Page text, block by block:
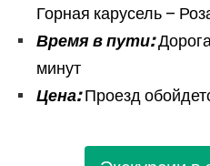
Горная карусель –
Время в пути:
минут
Цена:Проезд